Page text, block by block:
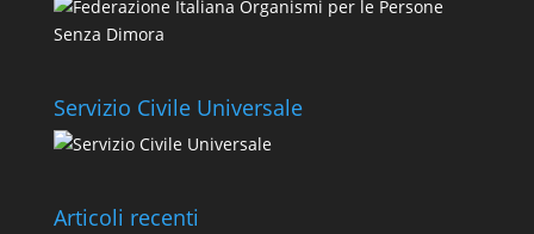
Servizio Civile Universale
Articoli recenti